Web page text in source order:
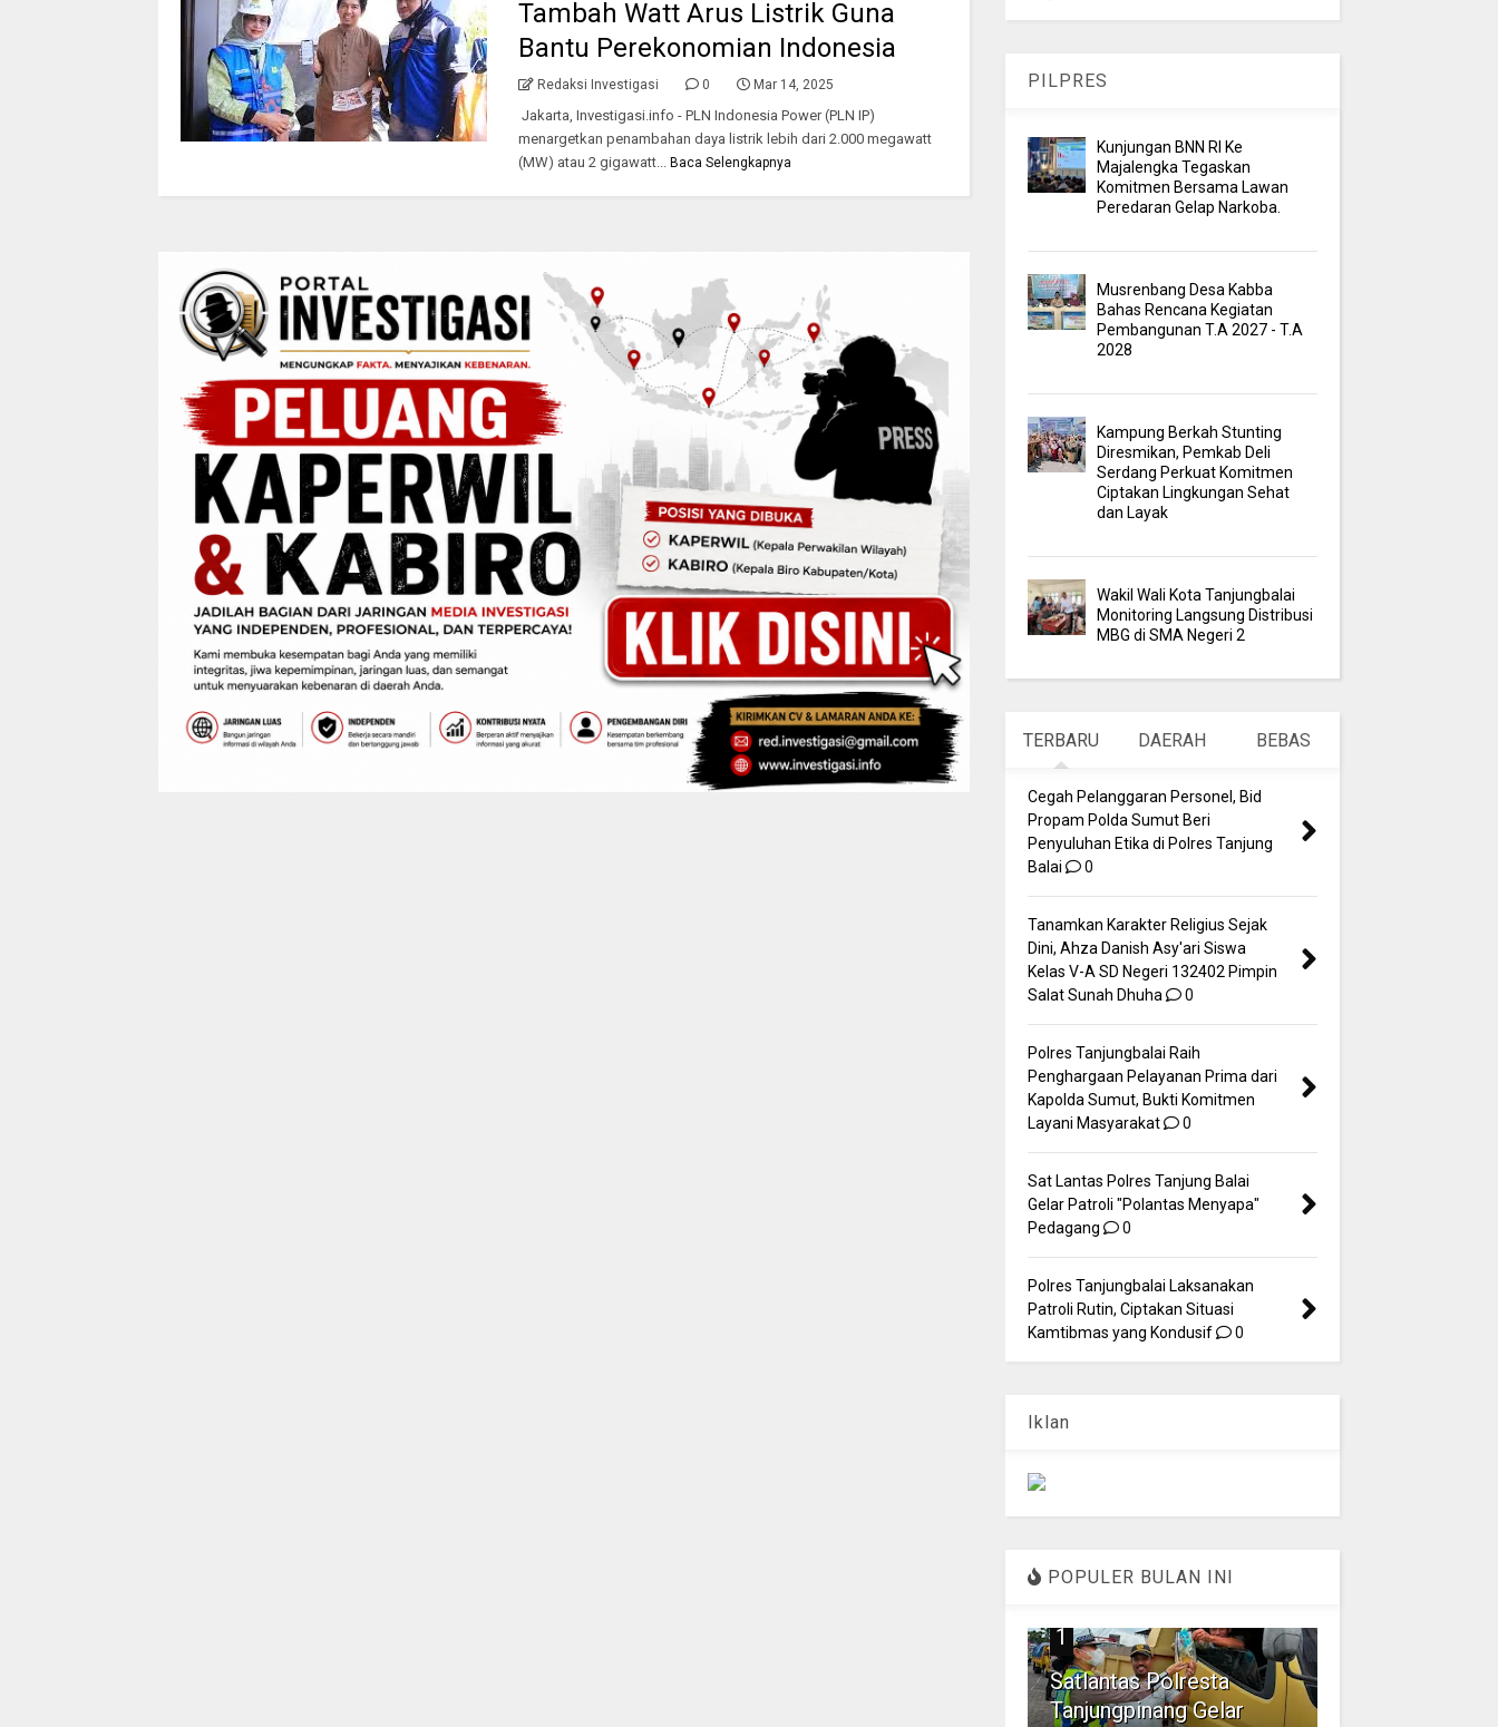
Tambah Watt Arus Listrik Guna
Bantu Perekonomian Indonesia
Redaksi Investigasi 0 Mar 14, 2025
Jakarta, Investigasi.info - PLN Indonesia Power (PLN IP)
menargetkan penambahan daya listrik lebih dari 2.000 megawatt
(MW) atau 2 gigawatt...
Baca Selengkapnya
PILPRES
Kunjungan BNN RI Ke
Majalengka Tegaskan
Komitmen Bersama Lawan
Peredaran Gelap Narkoba.
Musrenbang Desa Kabba
Bahas Rencana Kegiatan
Pembangunan T.A 2027 - T.A
2028
Kampung Berkah Stunting
Diresmikan, Pemkab Deli
Serdang Perkuat Komitmen
Ciptakan Lingkungan Sehat
dan Layak
Wakil Wali Kota Tanjungbalai
Monitoring Langsung Distribusi
MBG di SMA Negeri 2
TERBARU DAERAH BEBAS
Cegah Pelanggaran Personel, Bid
Propam Polda Sumut Beri
Penyuluhan Etika di Polres Tanjung
Balai
0
Tanamkan Karakter Religius Sejak
Dini, Ahza Danish Asy'ari Siswa
Kelas V-A SD Negeri 132402 Pimpin
Salat Sunah Dhuha
0
Polres Tanjungbalai Raih
Penghargaan Pelayanan Prima dari
Kapolda Sumut, Bukti Komitmen
Layani Masyarakat
0
Sat Lantas Polres Tanjung Balai
Gelar Patroli "Polantas Menyapa"
Pedagang
0
Polres Tanjungbalai Laksanakan
Patroli Rutin, Ciptakan Situasi
Kamtibmas yang Kondusif
0
Iklan
POPULER BULAN INI
1
Satlantas Polresta
Tanjungpinang Gelar